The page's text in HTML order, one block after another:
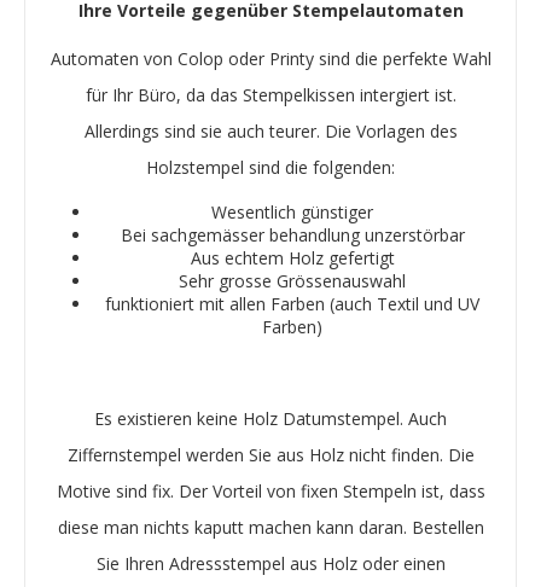
Ihre Vorteile gegenüber Stempelautomaten
Automaten von Colop oder Printy sind die perfekte Wahl
für Ihr Büro, da das Stempelkissen intergiert ist.
Allerdings sind sie auch teurer. Die Vorlagen des
Holzstempel sind die folgenden:
Wesentlich günstiger
Bei sachgemässer behandlung unzerstörbar
Aus echtem Holz gefertigt
Sehr grosse Grössenauswahl
funktioniert mit allen Farben (auch Textil und UV
Farben)
Es existieren keine Holz Datumstempel. Auch
Ziffernstempel werden Sie aus Holz nicht finden. Die
Motive sind fix. Der Vorteil von fixen Stempeln ist, dass
diese man nichts kaputt machen kann daran. Bestellen
Sie Ihren Adressstempel aus Holz oder einen